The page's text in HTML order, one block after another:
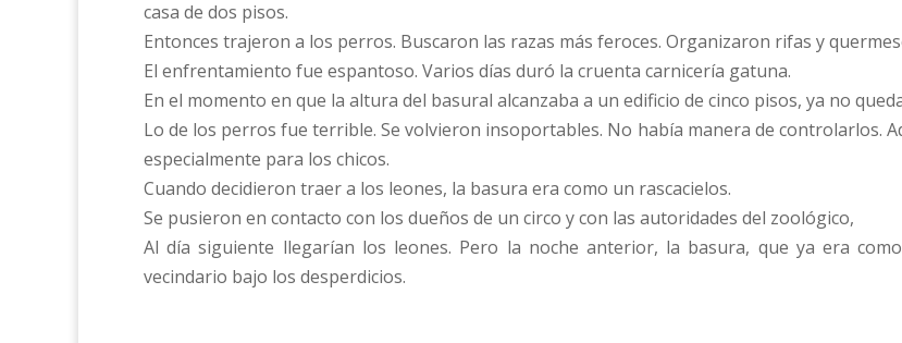
casa de dos pisos.
Entonces trajeron a los perros. Buscaron las razas más feroces. Organizaron rifas y
El enfrentamiento fue espantoso. Varios días duró la cruenta carnicería gatuna.
En el momento en que la altura del basural alcanzaba a un edificio de cinco pisos, ya no
Lo de los perros fue terrible. Se volvieron insoportables. No había manera de controlarlos.
especialmente para los chicos.
Cuando decidieron traer a los leones, la basura era como un rascacielos.
Se pusieron en contacto con los dueños de un circo y con las autoridades del zoológico,
Al día siguiente llegarían los leones. Pero la noche anterior, la basura, que ya era
vecindario bajo los desperdicios.